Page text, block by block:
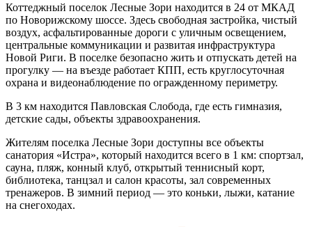
Коттеджный поселок Лесные Зори находится в 24 от МКАД
по Новорижскому шоссе. Здесь свободная застройка, чистый
воздух, асфальтированные дороги с уличным освещением,
центральные коммуникации и развитая инфраструктура
Новой Риги. В поселке безопасно жить и отпускать детей на
прогулку — на въезде работает КПП, есть круглосуточная
охрана и видеонаблюдение по огражденному периметру.
В 3 км находится Павловская Слобода, где есть гимназия,
детские сады, объекты здравоохранения.
Жителям поселка Лесные Зори доступны все объекты
санатория «Истра», который находится всего в 1 км: спортзал,
сауна, пляж, конный клуб, открытый теннисный корт,
библиотека, танцзал и салон красоты, зал современных
тренажеров. В зимний период — это коньки, лыжи, катание
на снегоходах.